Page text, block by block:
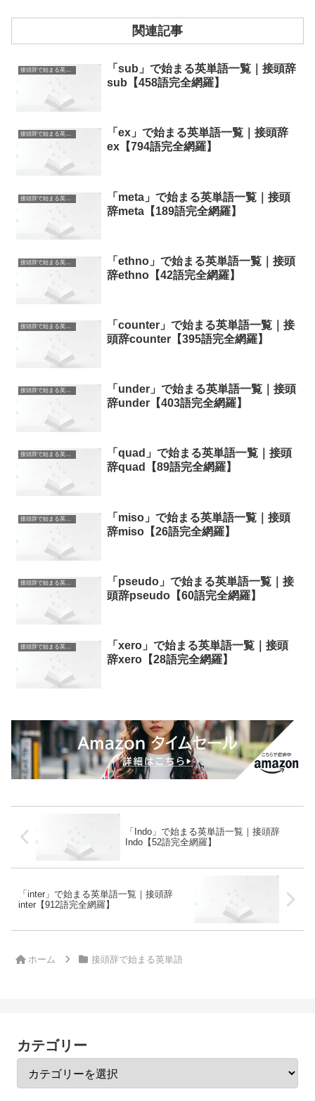
関連記事
接頭辞で始まる英単語
「sub」で始まる英単語一覧｜接頭辞
sub【458語完全網羅】
接頭辞で始まる英単語
「ex」で始まる英単語一覧｜接頭辞
ex【794語完全網羅】
接頭辞で始まる英単語
「meta」で始まる英単語一覧｜接頭
辞meta【189語完全網羅】
接頭辞で始まる英単語
「ethno」で始まる英単語一覧｜接頭
辞ethno【42語完全網羅】
接頭辞で始まる英単語
「counter」で始まる英単語一覧｜接
頭辞counter【395語完全網羅】
接頭辞で始まる英単語
「under」で始まる英単語一覧｜接頭
辞under【403語完全網羅】
接頭辞で始まる英単語
「quad」で始まる英単語一覧｜接頭
辞quad【89語完全網羅】
接頭辞で始まる英単語
「miso」で始まる英単語一覧｜接頭
辞miso【26語完全網羅】
接頭辞で始まる英単語
「pseudo」で始まる英単語一覧｜接
頭辞pseudo【60語完全網羅】
接頭辞で始まる英単語
「xero」で始まる英単語一覧｜接頭
辞xero【28語完全網羅】
「Indo」で始まる英単語一覧｜接頭辞
Indo【52語完全網羅】
「inter」で始まる英単語一覧｜接頭辞
inter【912語完全網羅】
ホーム 接頭辞で始まる英単語
カテゴリー